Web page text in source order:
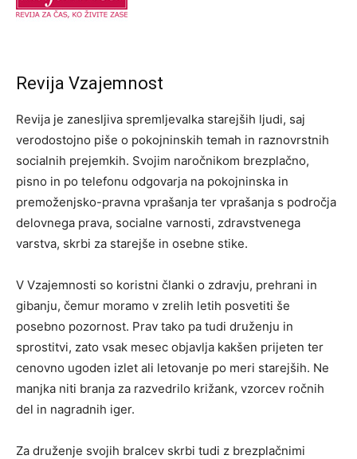
Revija Vzajemnost
Revija je zanesljiva spremljevalka starejših ljudi, saj
verodostojno piše o pokojninskih temah in raznovrstnih
socialnih prejemkih. Svojim naročnikom brezplačno,
pisno in po telefonu odgovarja na pokojninska in
premoženjsko-pravna vprašanja ter vprašanja s področja
delovnega prava, socialne varnosti, zdravstvenega
varstva, skrbi za starejše in osebne stike.
V Vzajemnosti so koristni članki o zdravju, prehrani in
gibanju, čemur moramo v zrelih letih posvetiti še
posebno pozornost. Prav tako pa tudi druženju in
sprostitvi, zato vsak mesec objavlja kakšen prijeten ter
cenovno ugoden izlet ali letovanje po meri starejših. Ne
manjka niti branja za razvedrilo križank, vzorcev ročnih
del in nagradnih iger.
Za druženje svojih bralcev skrbi tudi z brezplačnimi